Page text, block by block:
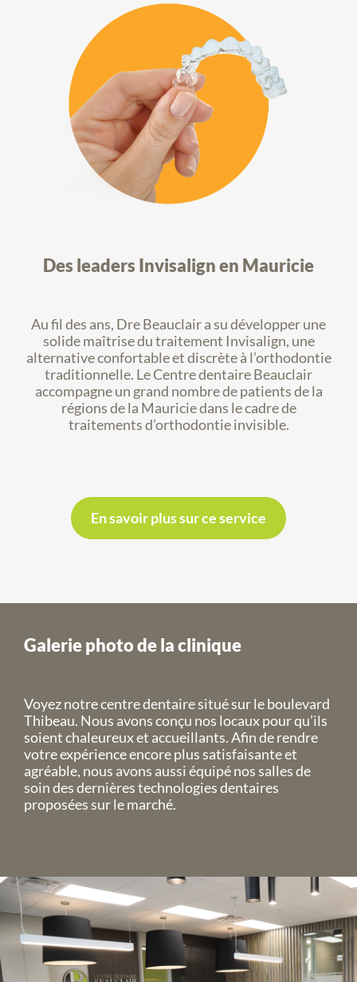
Des leaders Invisalign en Mauricie
Au fil des ans, Dre Beauclair a su développer une
solide maîtrise du traitement Invisalign, une
alternative confortable et discrète à l’orthodontie
traditionnelle. Le Centre dentaire Beauclair
accompagne un grand nombre de patients de la
régions de la Mauricie dans le cadre de
traitements d’orthodontie invisible.
En savoir plus sur ce service
Galerie photo de la clinique
Voyez notre centre dentaire situé sur le boulevard
Thibeau. Nous avons conçu nos locaux pour qu’ils
soient chaleureux et accueillants. Afin de rendre
votre expérience encore plus satisfaisante et
agréable, nous avons aussi équipé nos salles de
soin des dernières technologies dentaires
proposées sur le marché.